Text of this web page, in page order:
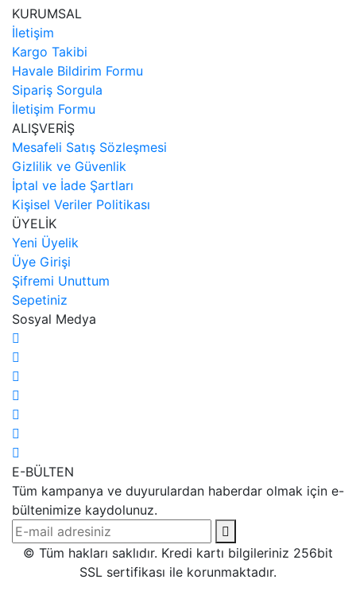
KURUMSAL
İletişim
Kargo Takibi
Havale Bildirim Formu
Sipariş Sorgula
İletişim Formu
ALIŞVERİŞ
Mesafeli Satış Sözleşmesi
Gizlilik ve Güvenlik
İptal ve İade Şartları
Kişisel Veriler Politikası
ÜYELİK
Yeni Üyelik
Üye Girişi
Şifremi Unuttum
Sepetiniz
Sosyal Medya
E-BÜLTEN
Tüm kampanya ve duyurulardan haberdar olmak için e-
bültenimize kaydolunuz.
© Tüm hakları saklıdır. Kredi kartı bilgileriniz 256bit
SSL sertifikası ile korunmaktadır.